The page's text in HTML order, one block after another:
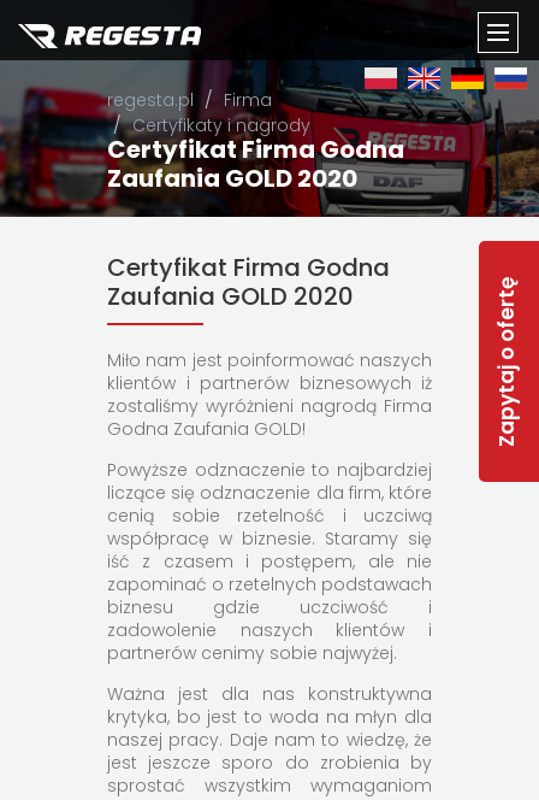
Zapytaj o ofertę
regesta.pl
Firma
Certyfikaty i nagrody
Certyfikat Firma Godna
Zaufania GOLD 2020
Certyfikat Firma Godna
Zaufania GOLD 2020
Miło nam jest poinformować naszych
klientów i partnerów biznesowych iż
zostaliśmy wyróżnieni nagrodą Firma
Godna Zaufania GOLD!
Powyższe odznaczenie to najbardziej
liczące się odznaczenie dla firm, które
cenią sobie rzetelność i uczciwą
współpracę w biznesie. Staramy się
iść z czasem i postępem, ale nie
zapominać o rzetelnych podstawach
biznesu gdzie uczciwość i
zadowolenie naszych klientów i
partnerów cenimy sobie najwyżej.
Ważna jest dla nas konstruktywna
krytyka, bo jest to woda na młyn dla
naszej pracy. Daje nam to wiedzę, że
jest jeszcze sporo do zrobienia by
sprostać wszystkim wymaganiom